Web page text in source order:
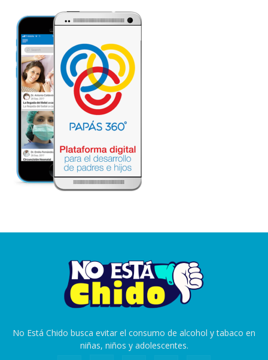
No Está Chido busca evitar el consumo de alcohol y tabaco en
niñas, niños y adolescentes.